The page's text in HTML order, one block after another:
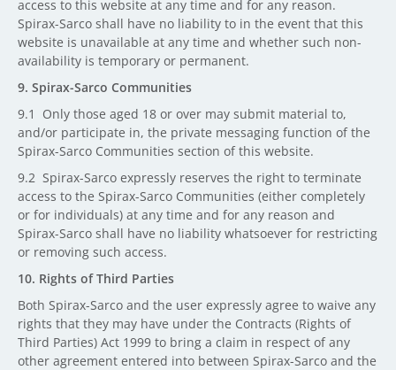
access to this website at any time and for any reason.
Spirax-Sarco shall have no liability to in the event that this
website is unavailable at any time and whether such non-
availability is temporary or permanent.
9. Spirax-Sarco Communities
9.1 Only those aged 18 or over may submit material to,
and/or participate in, the private messaging function of the
Spirax-Sarco Communities section of this website.
9.2 Spirax-Sarco expressly reserves the right to terminate
access to the Spirax-Sarco Communities (either completely
or for individuals) at any time and for any reason and
Spirax-Sarco shall have no liability whatsoever for restricting
or removing such access.
10. Rights of Third Parties
Both Spirax-Sarco and the user expressly agree to waive any
rights that they may have under the Contracts (Rights of
Third Parties) Act 1999 to bring a claim in respect of any
other agreement entered into between Spirax-Sarco and the